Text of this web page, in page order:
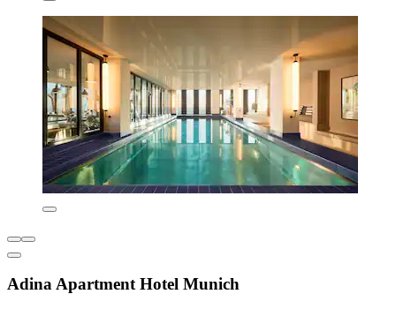
Adina Apartment Hotel Munich